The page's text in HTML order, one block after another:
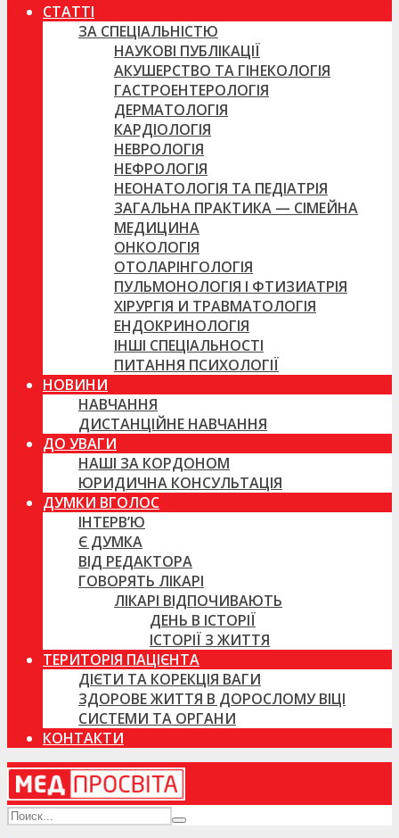
СТАТТІ
ЗА СПЕЦІАЛЬНІСТЮ
НАУКОВІ ПУБЛІКАЦІЇ
АКУШЕРСТВО ТА ГІНЕКОЛОГІЯ
ГАСТРОЕНТЕРОЛОГІЯ
ДЕРМАТОЛОГІЯ
КАРДІОЛОГІЯ
НЕВРОЛОГІЯ
НЕФРОЛОГІЯ
НЕОНАТОЛОГІЯ ТА ПЕДІАТРІЯ
ЗАГАЛЬНА ПРАКТИКА — СІМЕЙНА
МЕДИЦИНА
ОНКОЛОГІЯ
ОТОЛАРІНГОЛОГІЯ
ПУЛЬМОНОЛОГІЯ І ФТИЗИАТРІЯ
ХІРУРГІЯ И ТРАВМАТОЛОГІЯ
ЕНДОКРИНОЛОГІЯ
ІНШІ СПЕЦІАЛЬНОСТІ
ПИТАННЯ ПСИХОЛОГІЇ
НОВИНИ
НАВЧАННЯ
ДИСТАНЦІЙНЕ НАВЧАННЯ
ДО УВАГИ
НАШІ ЗА КОРДОНОМ
ЮРИДИЧНА КОНСУЛЬТАЦІЯ
ДУМКИ ВГОЛОС
ІНТЕРВ’Ю
Є ДУМКА
ВІД РЕДАКТОРА
ГОВОРЯТЬ ЛІКАРІ
ЛІКАРІ ВІДПОЧИВАЮТЬ
ДЕНЬ В ІСТОРІЇ
ІСТОРІЇ З ЖИТТЯ
ТЕРИТОРІЯ ПАЦІЄНТА
ДІЄТИ ТА КОРЕКЦІЯ ВАГИ
ЗДОРОВЕ ЖИТТЯ В ДОРОСЛОМУ ВІЦІ
СИСТЕМИ ТА ОРГАНИ
КОНТАКТИ